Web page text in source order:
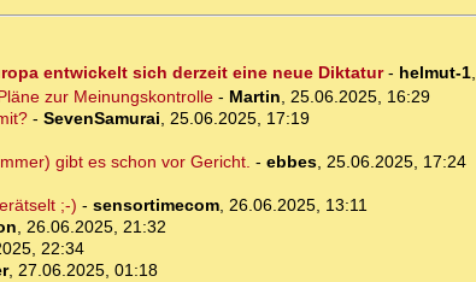
entwickelt sich derzeit eine neue Diktatur- helmut-1,
zur Meinungskontrolle- Martin, 25.06.2025, 16:29
- SevenSamurai, 25.06.2025, 17:19
gibt es schon vor Gericht. - ebbes, 25.06.2025, 17:24
;-) - sensortimecom, 26.06.2025, 13:11
, 26.06.2025, 21:32
22:34
, 27.06.2025, 01:18